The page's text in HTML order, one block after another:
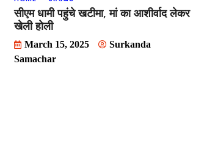
सीएम धामी पहुंचे खटीमा, मां का आशीर्वाद लेकर
खेली होली
March 15, 2025
Surkanda
Samachar